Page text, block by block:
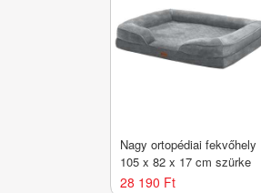
Nagy ortopédiai fekvőhely
105 x 82 x 17 cm szürke
28 190 Ft